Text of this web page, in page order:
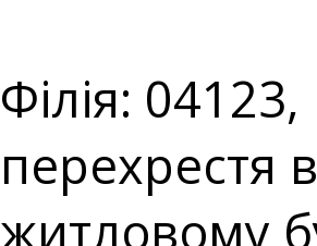
Філія:
перехрестя
житловому